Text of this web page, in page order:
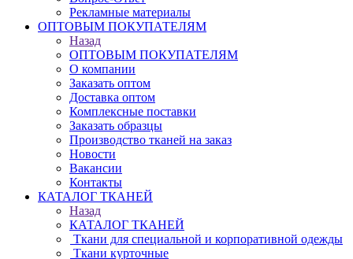
Рекламные материалы
ОПТОВЫМ ПОКУПАТЕЛЯМ
Назад
ОПТОВЫМ ПОКУПАТЕЛЯМ
О компании
Заказать оптом
Доставка оптом
Комплексные поставки
Заказать образцы
Производство тканей на заказ
Новости
Вакансии
Контакты
КАТАЛОГ ТКАНЕЙ
Назад
КАТАЛОГ ТКАНЕЙ
Ткани для специальной и корпоративной одежды
Ткани курточные